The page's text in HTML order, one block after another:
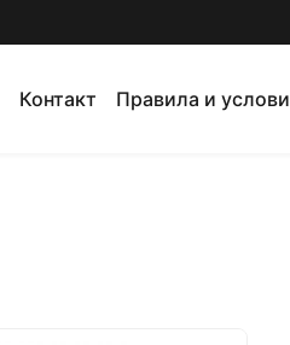
Контакт Правила и услови